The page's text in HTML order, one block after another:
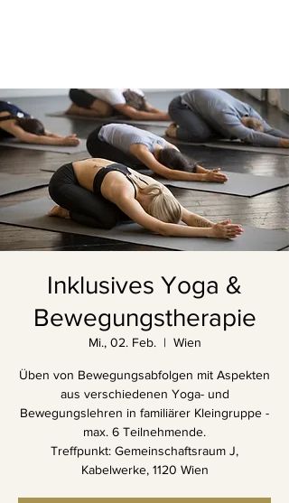
Inklusives Yoga &
Bewegungstherapie
Mi., 02. Feb.
  |
Wien
Üben von Bewegungsabfolgen mit Aspekten
aus verschiedenen Yoga- und
Bewegungslehren in familiärer Kleingruppe -
max. 6 Teilnehmende.
Treffpunkt: Gemeinschaftsraum J,
Kabelwerke, 1120 Wien